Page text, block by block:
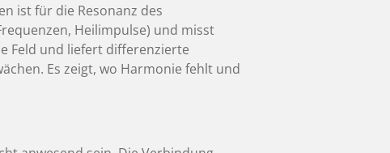
ist für die Resonanz des
Heilimpulse) und misst
Feld und liefert differenzierte
Es zeigt, wo Harmonie fehlt und